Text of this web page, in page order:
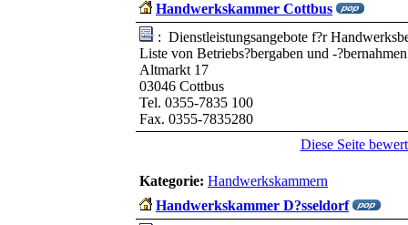
Handwerkskammer Cottbus
: Dienstleistungsangebote f?r
Liste von Betriebs?bergaben und -?bernahmen
Altmarkt 17
03046 Cottbus
Tel. 0355-7835 100
Fax. 0355-7835280
Diese Seite
Kategorie: Handwerkskammern
Handwerkskammer D?sseldorf